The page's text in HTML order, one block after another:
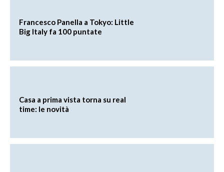
Francesco Panella a Tokyo: Little
Big Italy fa 100 puntate
Casa a prima vista torna su real
time: le novità